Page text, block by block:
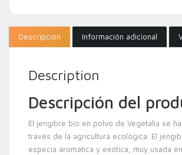
Descripción Información adicional
Description
Descripción del
El jengibre bio en polvo de Vegetalia se
través de la agricultura ecológica. El
especia aromática y exótica, muy usada